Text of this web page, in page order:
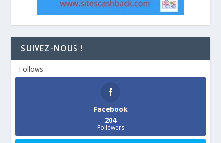
SUIVEZ-NOUS !
Follows
Facebook
204
Followers